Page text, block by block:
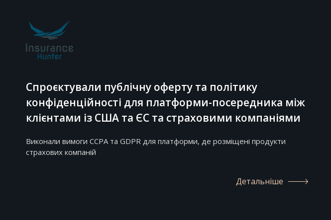
Спроєктували публічну оферту та політику
конфіденційності для платформи-посередника між
клієнтами із США та ЄС та страховими компаніями
Виконали вимоги ССPA та GDPR для платформи, де розміщені продукти
страхових компаній
Детальніше